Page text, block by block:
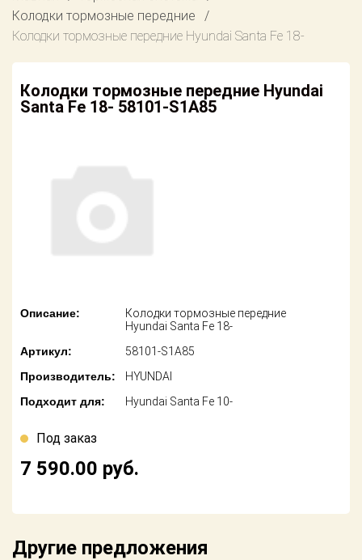
техобслуживание
Оплата
Возврат
Регистрация
американских
Онлайн каталоги
Доставка
Оплата
Возврат
Партнерство и
сотрудничество
Акции
Новости
Колодки тормозные передние
Колодки тормозные передние Hyundai Santa Fe 18-
Колодки тормозные передние Hyundai
Santa Fe 18- 58101-S1A85
Описание:
Колодки тормозные передние
Hyundai Santa Fe 18-
Артикул:
58101-S1A85
Производитель:
HYUNDAI
Подходит для:
Hyundai Santa Fe 10-
Под заказ
7 590.00 руб.
Другие предложения